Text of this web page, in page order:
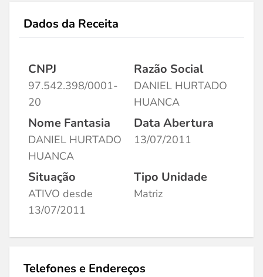
Dados da Receita
CNPJ
97.542.398/0001-
20
Razão Social
DANIEL HURTADO
HUANCA
Nome Fantasia
DANIEL HURTADO
HUANCA
Data Abertura
13/07/2011
Situação
ATIVO desde
13/07/2011
Tipo Unidade
Matriz
Telefones e Endereços